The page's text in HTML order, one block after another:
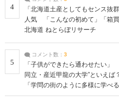
4
「北海道土産としてもセンス抜
人気 「こんなの初めて」「箱
北海道 ねとらぼリサーチ
5
コメント数： 3
「子供ができたら通わせたい
同立・産近甲龍の大学”といえ
「学問の街のように多様に学べ
| 大学 ねとらぼリサーチ